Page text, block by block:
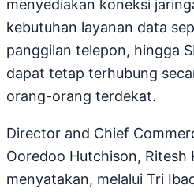
menyediakan koneksi
kebutuhan layanan data
panggilan telepon, hingga
dapat tetap terhubung
orang-orang terdekat.
Director and Chief
Ooredoo Hutchison, Ritesh
menyatakan, melalui Tri